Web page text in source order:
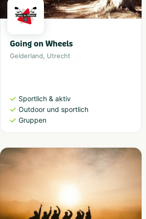
Going on Wheels
Gelderland, Utrecht
Sportlich & aktiv
Outdoor und sportlich
Gruppen